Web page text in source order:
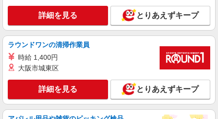
株式会社スタッフサービス・メディカル 東東京医療オフィス（お仕
事No.W10487531）
NEW
看護助手
キープ 詳細を見る
詳細を見る とりあえずキープ
ラウンドワンの清掃作業員
時給 1,400円
大阪市城東区
詳細を見る とりあえずキープ